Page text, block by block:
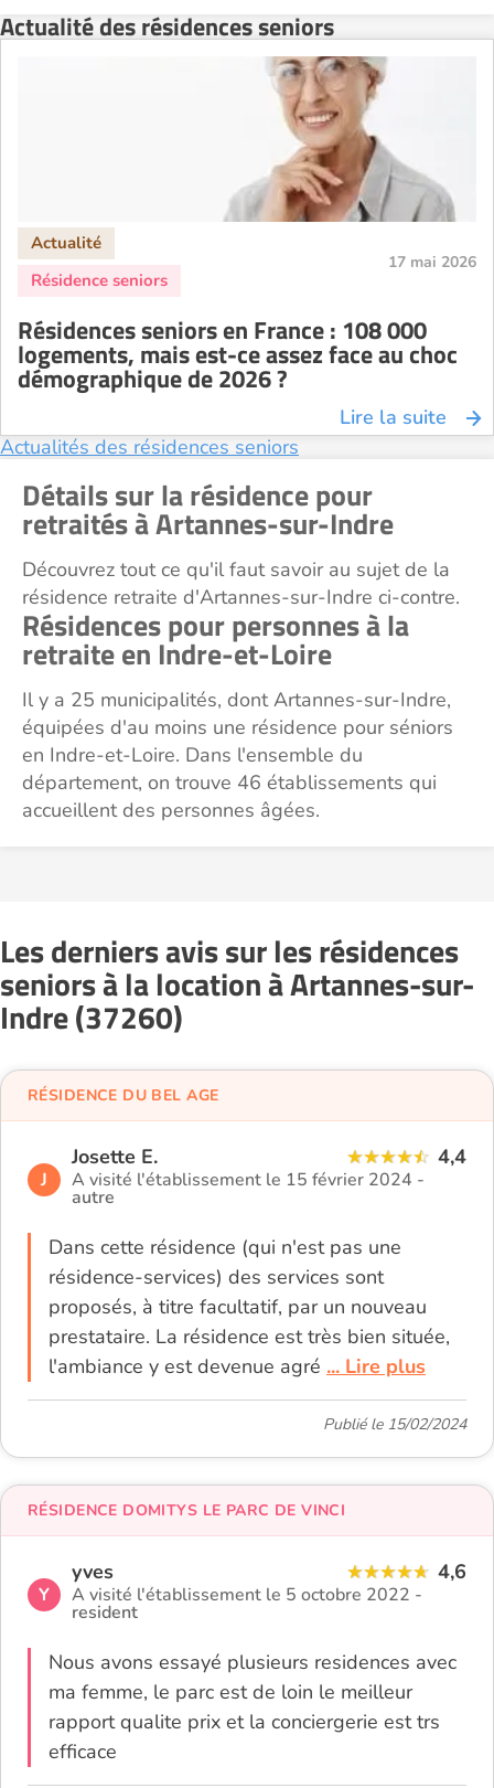
Résidence senior à la location Montélimar
Résidence senior à la location Nantes
Résidence senior à la location Nîmes
Résidence senior à la location Orléans
Résidence senior à la location Perpignan
Résidence senior à la location Reims
Résidence senior à la location Rennes
Résidence senior à la location Strasbourg
Recherche par ville
Actualité des résidences seniors
17 mai 2026
Résidences seniors en France : 108 000
logements, mais est-ce assez face au choc
démographique de 2026 ?
Lire la suite
Actualités des résidences seniors
Détails sur la résidence pour
retraités à Artannes-sur-Indre
Découvrez tout ce qu'il faut savoir au sujet de la
résidence retraite d'Artannes-sur-Indre ci-contre.
Résidences pour personnes à la
retraite en Indre-et-Loire
Il y a 25 municipalités, dont Artannes-sur-Indre,
équipées d'au moins une résidence pour séniors
en Indre-et-Loire. Dans l'ensemble du
département, on trouve 46 établissements qui
accueillent des personnes âgées.
Les derniers avis sur les résidences
seniors à la location à Artannes-sur-
Indre (37260)
J
Josette E. 4,4
A visité l'établissement le 15 février 2024 -
autre
Dans cette résidence (qui n'est pas une
résidence-services) des services sont
proposés, à titre facultatif, par un nouveau
prestataire. La résidence est très bien située,
l'ambiance y est devenue agré ... Lire plus
RÉSIDENCE DU BEL AGE
Publié le 15/02/2024
Y
yves 4,6
A visité l'établissement le 5 octobre 2022 -
resident
Nous avons essayé plusieurs residences avec
ma femme, le parc est de loin le meilleur
rapport qualite prix et la conciergerie est trs
efficace
RÉSIDENCE DOMITYS LE PARC DE VINCI